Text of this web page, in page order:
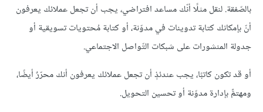
بالصّفقة. لنقل مثلًا أنّك مساعد افتراضي، يجب أن تجعل عملائك يعرفون
أنّ بإمكانك كتابة تدوينات في مدوّنة، أو كتابة مُحتويات تسويقية أو
جدولة المنشورات على شبكات التّواصل الاجتماعي.
أو قد تكون كاتبًا، يجب عندئذٍ أن تجعل عملائك يعرفون أنك محرّرٌ أيضًا،
ومهتمٌّ بإدارة مدوّنة أو تحسين التحويل.